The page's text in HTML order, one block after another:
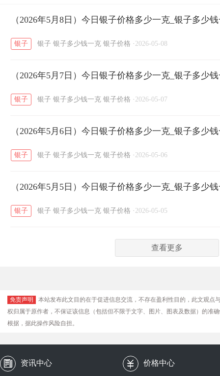
开国纪念币 大清银币 / 长城币 / 老
菜百 周生生 周大生
六福 / 金至尊 / 潮宏基 / 亚一金店
（2026年5月8日）今日银子价格多少一克_银子多少
银子 银子 银子多少钱一克 银子价格 · 2026-05-08
（2026年5月7日）今日银子价格多少一克_银子多少
银子 银子 银子多少钱一克 银子价格 · 2026-05-07
（2026年5月6日）今日银子价格多少一克_银子多少
银子 银子 银子多少钱一克 银子价格 · 2026-05-06
（2026年5月5日）今日银子价格多少一克_银子多少
银子 银子 银子多少钱一克 银子价格 · 2026-05-05
查看更多
免责声明
本站发布此文目的在于促进信息交流，不存在盈利性目的，此文观
权归属于原作者，不保证该信息（包括但不限于文字、图片、图表及数据）的准
根据，据此操作风险自担。
资讯中心 价格中心